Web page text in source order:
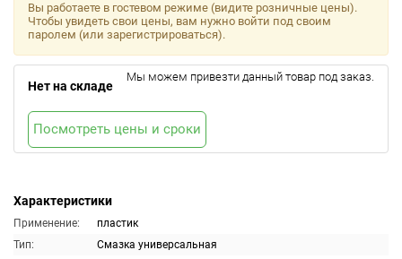
Характеристики
Применение:
пластик
Тип:
Смазка универсальная
Вы работаете в гостевом режиме (видите розничные цены).
Чтобы увидеть свои цены, вам нужно войти под своим
паролем (или зарегистрироваться).
Нет на складе
Мы можем привезти данный товар под заказ.
Посмотреть цены и сроки